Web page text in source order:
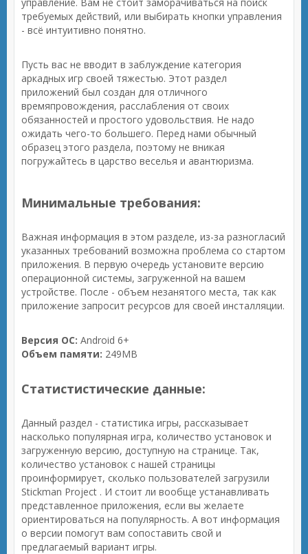
требуемых действий, или выбирать кнопки управления
- всё интуитивно понятно.
Пусть вас не вводит в заблуждение категория
аркадных игр своей тяжестью. Этот раздел
приложений был создан для отличного
времяпровождения, расслабления от своих
обязанностей и простого удовольствия. Не надо
ожидать чего-то большего. Перед нами обычный
образец этого раздела, поэтому не вникая
погружайтесь в царство веселья и авантюризма.
Минимальные требования:
Важная информация в этом разделе, из-за разногласий
указанных требований возможна проблема со стартом
приложения. В первую очередь установите версию
операционной системы, загруженной на вашем
устройстве. После - объем незанятого места, так как
приложение запросит ресурсов для своей инсталляции.
Версия ОС: Android 6+
Объем памяти: 249MB
Статистистические данные:
Данный раздел - статистика игры, рассказывает
насколько популярная игра, количество установок и
загруженную версию, доступную на странице. Так,
количество установок с нашей страницы
проинформирует, сколько пользователей загрузили
Stickman Project . И стоит ли вообще устанавливать
представленное приложения, если вы желаете
ориентироваться на популярность. А вот информация
о версии помогут вам сопоставить свой и
предлагаемый вариант игры.